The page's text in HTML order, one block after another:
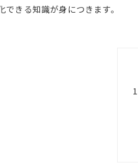
できる知識が身につきます。